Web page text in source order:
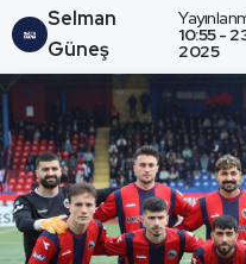
Selman
Güneş
10:55 -
2025